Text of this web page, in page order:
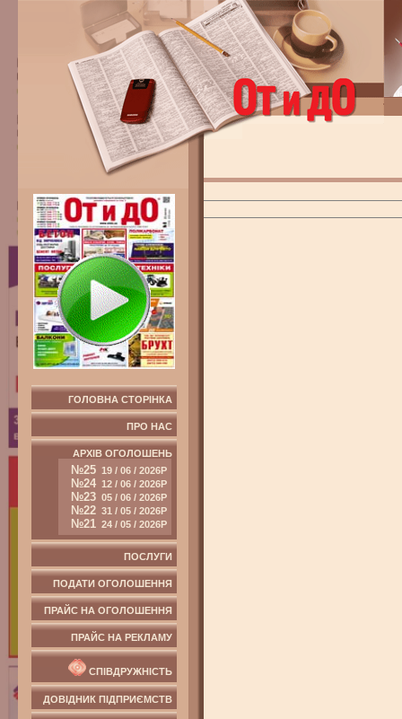
ГОЛОВНА СТОРІНКА
ПРО НАС
АРХІВ ОГОЛОШЕНЬ
№25 19 / 06 / 2026Р
№24 12 / 06 / 2026Р
№23 05 / 06 / 2026Р
№22 31 / 05 / 2026Р
№21 24 / 05 / 2026Р
ПОСЛУГИ
ПОДАТИ ОГОЛОШЕННЯ
ПРАЙС НА ОГОЛОШЕННЯ
ПРАЙС НА РЕКЛАМУ
СПІВДРУЖНІСТЬ
ДОВІДНИК ПІДПРИЄМСТВ